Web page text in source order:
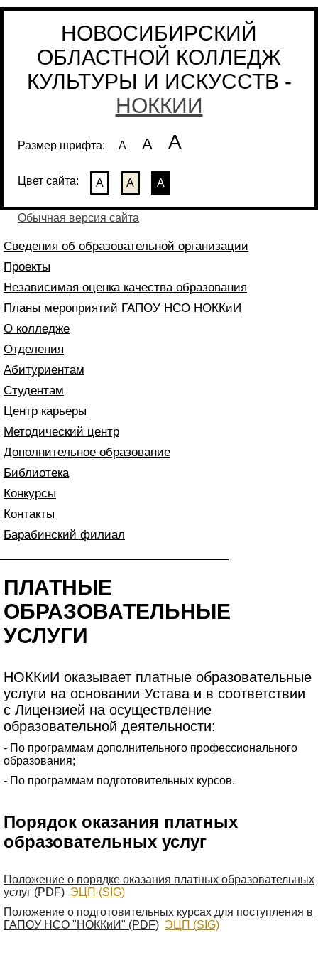
НОВОСИБИРСКИЙ
ОБЛАСТНОЙ КОЛЛЕДЖ
КУЛЬТУРЫ И ИСКУССТВ -
НОККИИ
Размер шрифта: А А А
Цвет сайта: А А А
Обычная версия сайта
Сведения об образовательной организации
Проекты
Независимая оценка качества образования
Планы мероприятий ГАПОУ НСО НОККиИ
О колледже
Отделения
Абитуриентам
Студентам
Центр карьеры
Методический центр
Дополнительное образование
Библиотека
Конкурсы
Контакты
Барабинский филиал
ПЛАТНЫЕ
ОБРАЗОВАТЕЛЬНЫЕ
УСЛУГИ
НОККиИ оказывает платные образовательные
услуги на основании Устава и в соответствии
с Лицензией на осуществление
образовательной деятельности:
- По программам дополнительного профессионального
образования;
- По программам подготовительных курсов.
Порядок оказания платных
образовательных услуг
Положение о порядке оказания платных образовательных
услуг (PDF) ЭЦП (SIG)
Положение о подготовительных курсах для поступления в
ГАПОУ НСО "НОККиИ" (PDF) ЭЦП (SIG)